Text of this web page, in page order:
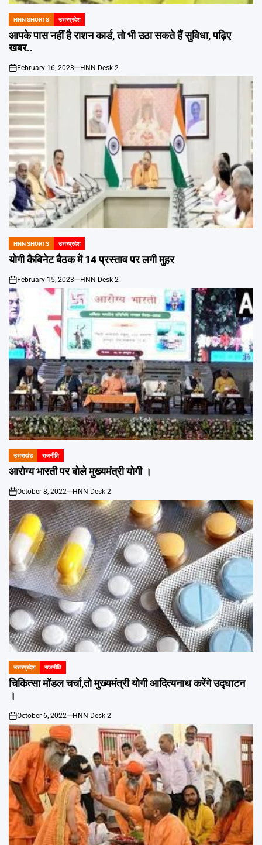
POSTED
IN
HNN SHORTS उत्तरप्रदेश
आपके पास नहीं है राशन कार्ड, तो भी उठा सकते हैं सुव‍िधा, पढ़िए
खबर..
on
February 16, 2023 HNN Desk 2
POSTED
IN
HNN SHORTS उत्तरप्रदेश
योगी कैबिनेट बैठक में 14 प्रस्ताव पर लगी मुहर
on
February 15, 2023 HNN Desk 2
POSTED
IN
उत्तराखंड राजनीति
आरोग्य भारती पर बोले मुख्यमंत्री योगी ।
on
October 8, 2022 HNN Desk 2
POSTED
IN
उत्तरप्रदेश राजनीति
चिकित्सा मॉडल चर्चा,तो मुख्यमंत्री योगी आदित्यनाथ करेंगे उद्घाटन
।
on
October 6, 2022 HNN Desk 2